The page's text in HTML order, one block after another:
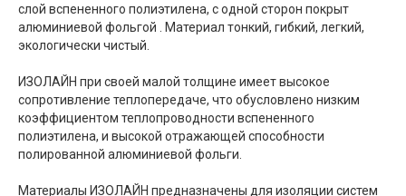
слой вспененного полиэтилена, с одной сторон покрыт
алюминиевой фольгой . Материал тонкий, гибкий, легкий,
экологически чистый.
ИЗОЛАЙН при своей малой толщине имеет высокое
сопротивление теплопередаче, что обусловлено низким
коэффициентом теплопроводности вспененного
полиэтилена, и высокой отражающей способности
полированной алюминиевой фольги.
Материалы ИЗОЛАЙН предназначены для изоляции систем